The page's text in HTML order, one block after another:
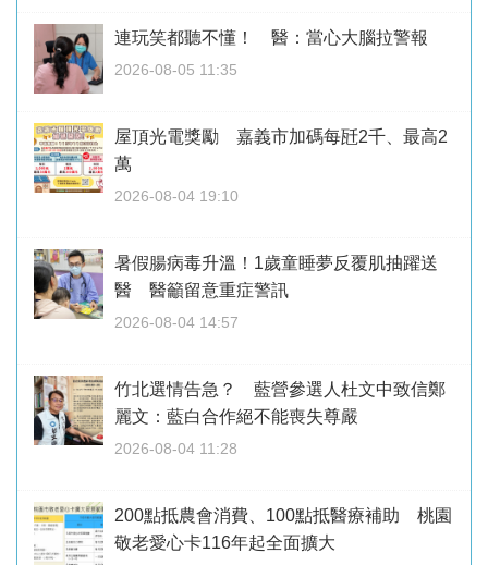
連玩笑都聽不懂！ 醫：當心大腦拉警報
2026-08-05 11:35
屋頂光電獎勵 嘉義市加碼每瓩2千、最高2
萬
2026-08-04 19:10
暑假腸病毒升溫！1歲童睡夢反覆肌抽躍送
醫 醫籲留意重症警訊
2026-08-04 14:57
竹北選情告急？ 藍營參選人杜文中致信鄭
麗文：藍白合作絕不能喪失尊嚴
2026-08-04 11:28
200點抵農會消費、100點抵醫療補助 桃園
敬老愛心卡116年起全面擴大